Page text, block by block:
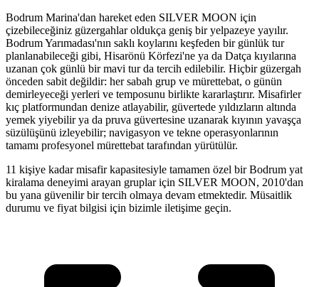
Bodrum Marina'dan hareket eden SILVER MOON için
çizebileceğiniz güzergahlar oldukça geniş bir yelpazeye yayılır.
Bodrum Yarımadası'nın saklı koylarını keşfeden bir günlük tur
planlanabileceği gibi, Hisarönü Körfezi'ne ya da Datça kıyılarına
uzanan çok günlü bir mavi tur da tercih edilebilir. Hiçbir güzergah
önceden sabit değildir: her sabah grup ve mürettebat, o günün
demirleyeceği yerleri ve temposunu birlikte kararlaştırır. Misafirler
kıç platformundan denize atlayabilir, güvertede yıldızların altında
yemek yiyebilir ya da pruva güvertesine uzanarak kıyının yavaşça
süzülüşünü izleyebilir; navigasyon ve tekne operasyonlarının
tamamı profesyonel mürettebat tarafından yürütülür.
11 kişiye kadar misafir kapasitesiyle tamamen özel bir Bodrum yat
kiralama deneyimi arayan gruplar için SILVER MOON, 2010'dan
bu yana güvenilir bir tercih olmaya devam etmektedir. Müsaitlik
durumu ve fiyat bilgisi için bizimle iletişime geçin.